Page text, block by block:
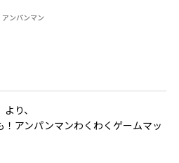
ンパンマン
り、
！アンパンマンわくわくゲームマッ